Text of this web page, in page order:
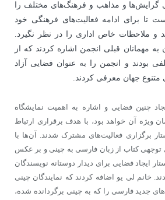
گرایش‌ها و مذاهب و فرهنگ‌های مختلف را
تا برای ادامه فعالیت‌های فرهنگی خود
و ملاحظات خاص اداری را در نظر نگیرد.
به مهمانان قبلی انجمن اشاره کردند که از
بودند و انجمن را به عنوان فضایی آزاد
متنوع جهان معرفی کردند.
چنین فضایی و اشاره به اهمیت نمایشگاه
ویژه آن خواهد بود، با هدف برقراری ارتباط
برگزاری فعالیت‌های مشترک شدند. آن‌ها با
توجهی کتاب از زبان فارسی به چینی و بر عکس
ایجاد فضایی برای دیدار دوستانه نویسندگان
خانم لی یو اضافه کردند که نمایندگان چینی
جدید فارسی را که به چینی برگردانده شده،